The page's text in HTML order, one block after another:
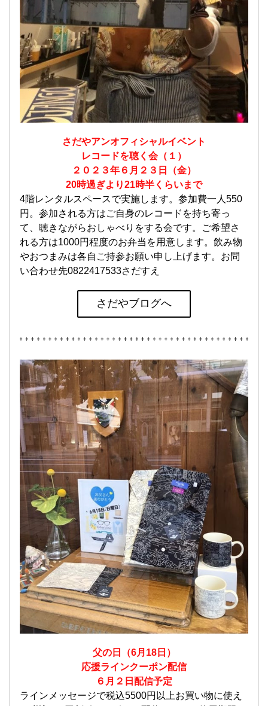
さだやアンオフィシャルイベント
レコードを聴く会（１）
２０２３年６月２３日（金）
20時過ぎより21時半くらいまで
4階レンタルスペースで実施します。参加費一人550
円。参加される方はご自身のレコードを持ち寄っ
て、聴きながらおしゃべりをする会です。ご希望さ
れる方は1000円程度のお弁当を用意します。飲み物
やおつまみは各自ご持参お願い申し上げます。お問
い合わせ先0822417533さだすえ
さだやブログへ
父の日（6月18日）
応援ラインクーポン配信
６月２日配信予定
ラインメッセージで税込5500円以上お買い物に使え